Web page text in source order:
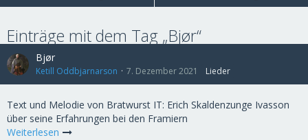
Einträge mit dem Tag „Bjør“
Bjør
Ketill Oddbjarnarson 7. Dezember 2021 Lieder
Text und Melodie von Bratwurst IT: Erich Skaldenzunge Ivasson
über seine Erfahrungen bei den Framiern
Weiterlesen